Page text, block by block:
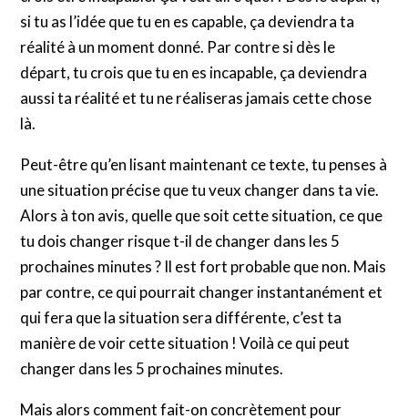
si tu as l’idée que tu en es capable, ça deviendra ta
réalité à un moment donné. Par contre si dès le
départ, tu crois que tu en es incapable, ça deviendra
aussi ta réalité et tu ne réaliseras jamais cette chose
là.
Peut-être qu’en lisant maintenant ce texte, tu penses à
une situation précise que tu veux changer dans ta vie.
Alors à ton avis, quelle que soit cette situation, ce que
tu dois changer risque t-il de changer dans les 5
prochaines minutes ? Il est fort probable que non. Mais
par contre, ce qui pourrait changer instantanément et
qui fera que la situation sera différente, c’est ta
manière de voir cette situation ! Voilà ce qui peut
changer dans les 5 prochaines minutes.
Mais alors comment fait-on concrètement pour